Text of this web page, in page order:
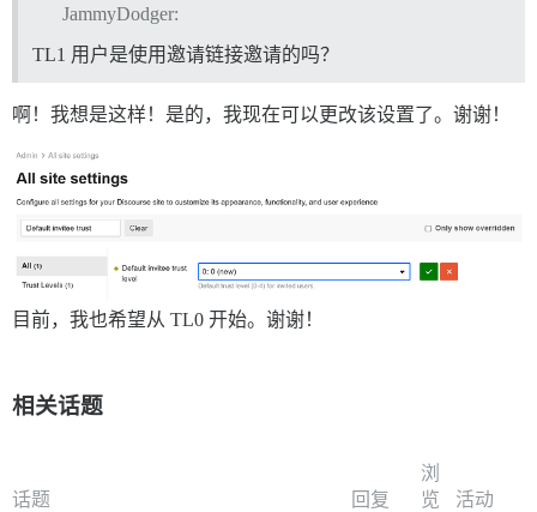
JammyDodger:
TL1 用户是使用邀请链接邀请的吗？
啊！我想是这样！是的，我现在可以更改该设置了。谢谢！
目前，我也希望从 TL0 开始。谢谢！
相关话题
话题 回复
浏
览
活动